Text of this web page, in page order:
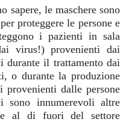
sapere, le maschere sono
proteggere le persone e
i pazienti in sala
virus!) provenienti dai
durante il trattamento dai
o durante la produzione
provenienti dalle persone
innumerevoli altre
al di fuori del settore